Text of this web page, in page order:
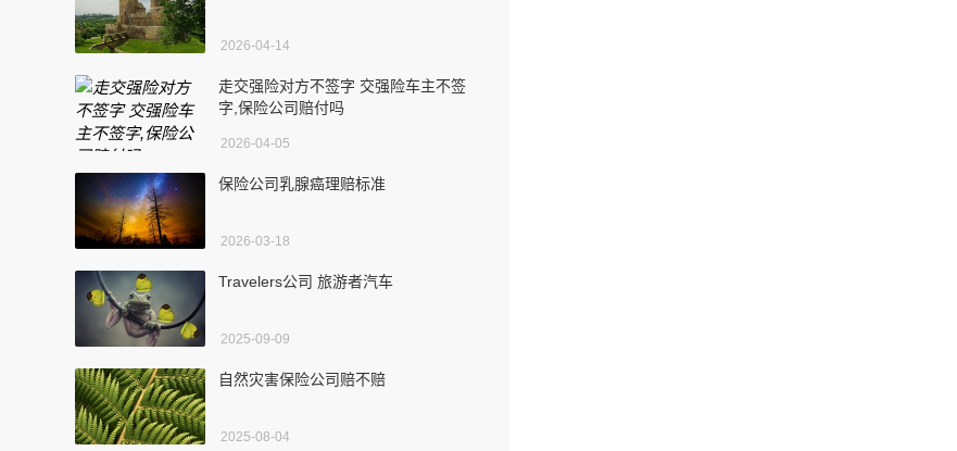
2026-04-14
走交强险对方不签字 交强险车主不签
字,保险公司赔付吗
2026-04-05
保险公司乳腺癌理赔标准
2026-03-18
Travelers公司 旅游者汽车
2025-09-09
自然灾害保险公司赔不赔
2025-08-04